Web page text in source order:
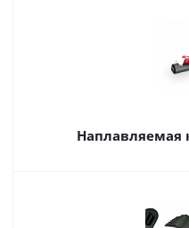
Наплавляемая